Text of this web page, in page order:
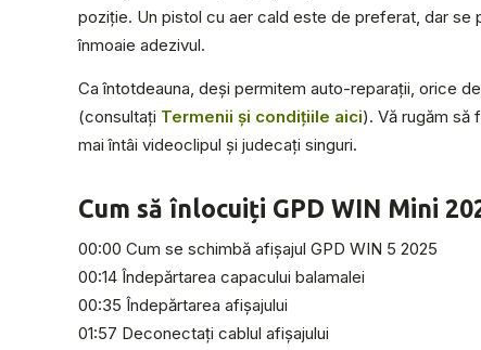
poziție. Un pistol cu aer cald este de preferat, dar se
înmoaie adezivul.
Ca întotdeauna, deși permitem auto-reparații, orice
(consultați Termenii și condițiile aici). Vă rugăm să
mai întâi videoclipul și judecați singuri.
Cum să înlocuiți GPD WIN Mini
00:00 Cum se schimbă afișajul GPD WIN 5 2025
00:14 Îndepărtarea capacului balamalei
00:35 Îndepărtarea afișajului
01:57 Deconectați cablul afișajului